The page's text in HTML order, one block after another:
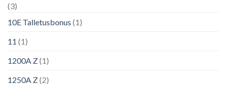
(3)
10E Talletusbonus (1)
11 (1)
1200A Z(1)
1250A Z(2)